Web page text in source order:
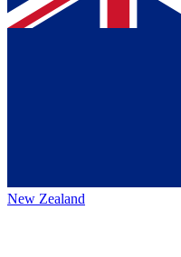
New Zealand